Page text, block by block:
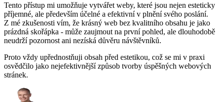
Tento přístup mi umožňuje vytvářet weby, které jsou nejen esteticky
příjemné, ale především účelné a efektivní v plnění svého poslání.
Z mé zkušenosti vím, že krásný web bez kvalitního obsahu je jako
prázdná skořápka - může zaujmout na první pohled, ale dlouhodobě
neudrží pozornost ani nezíská důvěru návštěvníků.
Proto vždy upřednostňuji obsah před estetikou, což se mi v praxi
osvědčilo jako nejefektivnější způsob tvorby úspěšných webových
stránek.